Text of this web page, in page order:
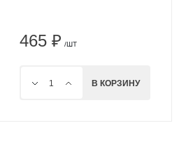
465 ₽ /ШТ
В КОРЗИНУ